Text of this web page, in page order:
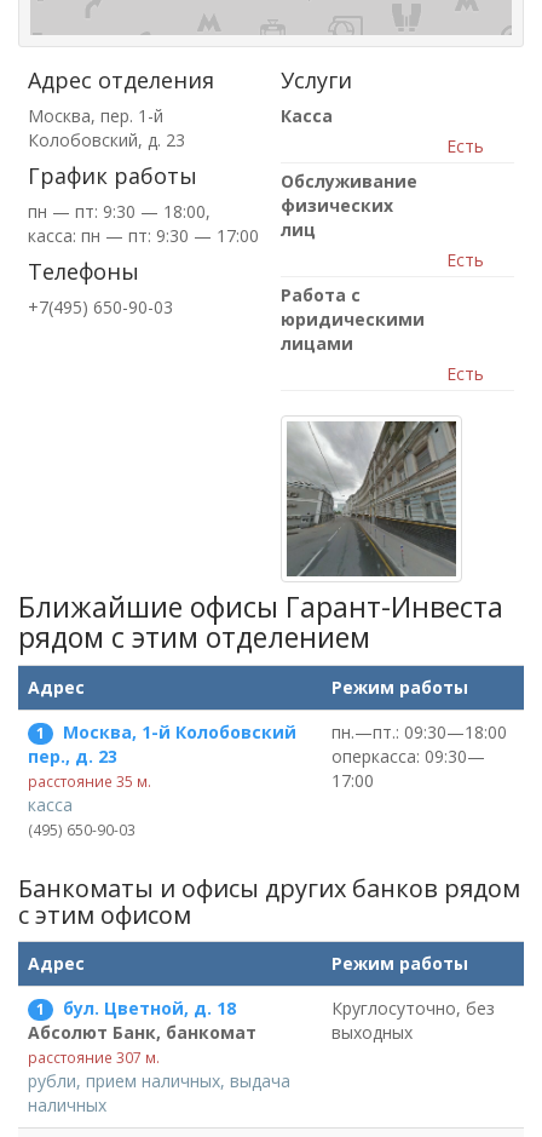
Адрес отделения
Москва, пер. 1-й
Колобовский, д. 23
График работы
пн — пт: 9:30 — 18:00,
касса: пн — пт: 9:30 — 17:00
Телефоны
+7(495) 650-90-03
Услуги
Касса
Есть
Обслуживание
физических
лиц
Есть
Работа с
юридическими
лицами
Есть
Ближайшие офисы Гарант-Инвеста
рядом c этим отделением
Адрес Режим работы
1
Москва, 1-й Колобовский
пер., д. 23
расстояние 35 м.
касса
(495) 650-90-03
пн.—пт.: 09:30—18:00
оперкасса: 09:30—
17:00
Банкоматы и офисы других банков рядом
c этим офисом
Адрес Режим работы
1
бул. Цветной, д. 18
Абсолют Банк, банкомат
расстояние 307 м.
рубли, прием наличных, выдача
наличных
Круглосуточно, без
выходных